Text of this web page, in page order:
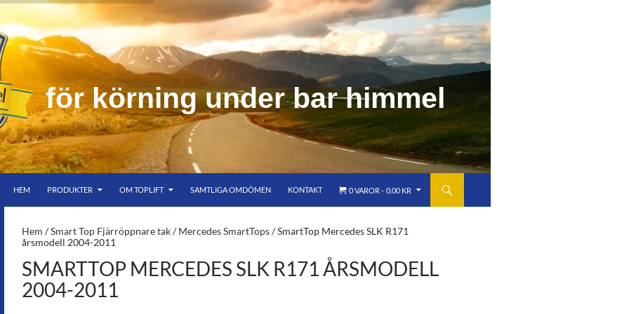
rning under bar himmel
bar himmel
HEM
PRODUKTER OM TOPLIFT SAMTLIGA OMDÖMEN KONTAKT 0 VAROR 0.00 KR
Hem /Smart Top Fjärröppnare tak/Mercedes SmartTops/ SmartTop Mercedes SLK R171
årsmodell 2004-2011
SMARTTOP MERCEDES SLK R171 ÅRSMODELL
2004-2011